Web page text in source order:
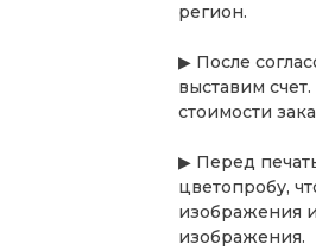
регион.
▶ После
выставим
стоимости
▶ Перед
цветопробу,
изображения
изображения.